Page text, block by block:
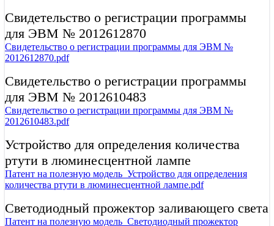
Свидетельство о регистрации программы
для ЭВМ № 2012612870
Свидетельство о регистрации программы для ЭВМ №
2012612870.pdf
Свидетельство о регистрации программы
для ЭВМ № 2012610483
Свидетельство о регистрации программы для ЭВМ №
2012610483.pdf
Устройство для определения количества
ртути в люминесцентной лампе
Патент на полезную модель_Устройство для определения
количества ртути в люминесцентной лампе.pdf
Светодиодный прожектор заливающего света
Патент на полезную модель_Светодиодный прожектор